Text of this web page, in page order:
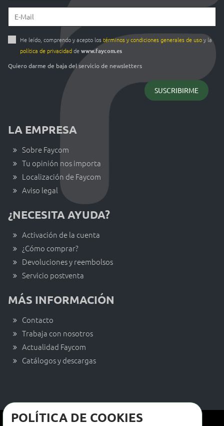
He leído, comprendo y acepto los términos y condiciones generales de usoy la
política de privacidaddewww.faycom.es
Quiero darme de baja del servicio de newsletters
LA EMPRESA
Sobre Faycom
Tu opinión nos importa
Localización de Faycom
Aviso legal
¿NECESITA AYUDA?
Activación de la cuenta
¿Cómo comprar?
Devoluciones y reembolsos
Servicio postventa
MÁS INFORMACIÓN
Contacto
Trabaja con nosotros
Actualidad Faycom
Catálogos y descargas
POLÍTICA DE COOKIES